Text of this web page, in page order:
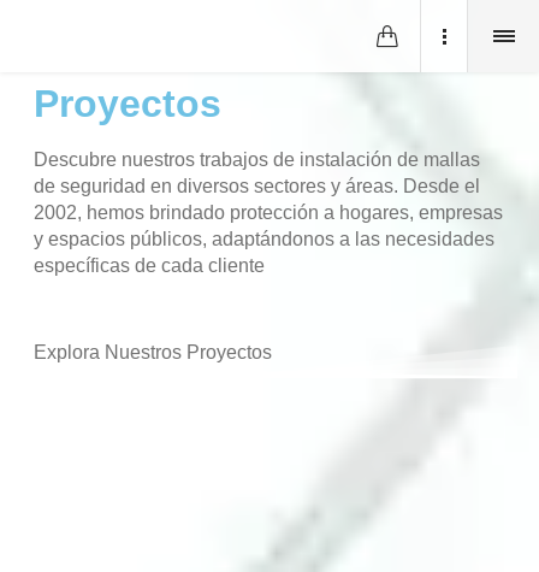
Proyectos
Descubre nuestros trabajos de instalación de mallas
de seguridad en diversos sectores y áreas. Desde el
2002, hemos brindado protección a hogares, empresas
y espacios públicos, adaptándonos a las necesidades
específicas de cada cliente
Explora Nuestros Proyectos